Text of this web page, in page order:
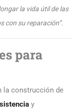
la vida útil de las
con su reparación”.
para
la construcción de
y